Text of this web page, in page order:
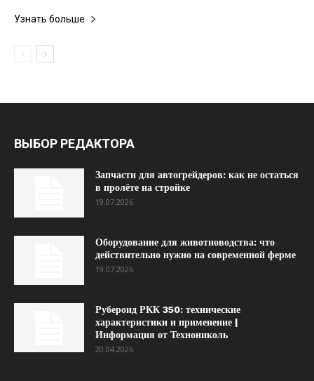
Узнать больше
ВЫБОР РЕДАКТОРА
Запчасти для автогрейдеров: как не остаться
в пролёте на стройке
19.07.2026
Оборудование для животноводства: что
действительно нужно на современной ферме
19.07.2026
Рубероид РКК 350: технические
характеристики и применение |
Информация от Технониколь
20.04.2026